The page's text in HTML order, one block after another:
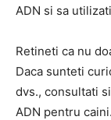
ADN si sa
Retineti ca nu
Daca sunteti
dvs., consultati
ADN pentru caini.